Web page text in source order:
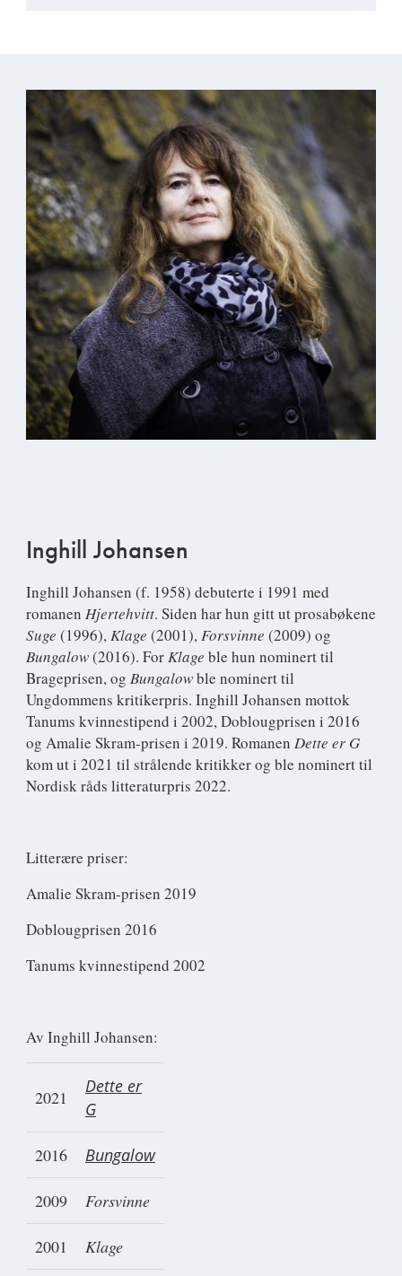
Inghill Johansen
Inghill Johansen (f. 1958) debuterte i 1991 med
romanen Hjertehvitt. Siden har hun gitt ut prosabøkene
Suge (1996),Klage (2001),Forsvinne (2009) og
Bungalow(2016). ForKlage ble hun nominert til
Brageprisen, og Bungalowble nominert til
Ungdommens kritikerpris. Inghill Johansen mottok
Tanums kvinnestipend i 2002, Doblougprisen i 2016
og Amalie Skram-prisen i 2019. Romanen Dette er G
kom ut i 2021 til strålende kritikker og ble nominert til
Nordisk råds litteraturpris 2022.
Litterære priser:
Amalie Skram-prisen 2019
Doblougprisen 2016
Tanums kvinnestipend 2002
Av Inghill Johansen:
2021
Dette er
G
2016 Bungalow
2009 Forsvinne
2001 Klage